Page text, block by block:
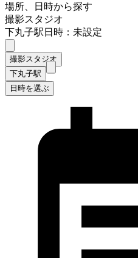
場所、日時から探す
撮影スタジオ
下丸子駅日時：未設定
撮影スタジオ
下丸子駅
日時を選ぶ